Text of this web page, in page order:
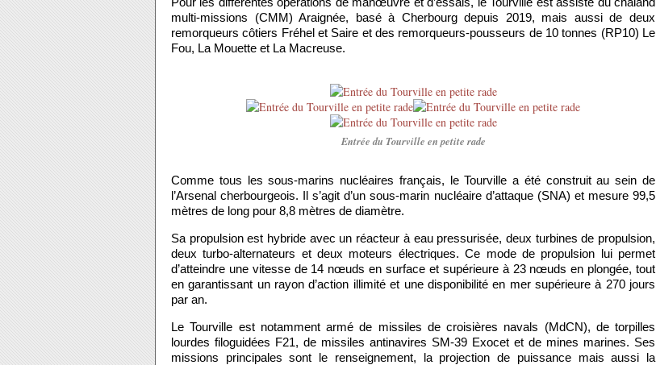
multi-missions (CMM) Araignée, basé à Cherbourg depuis 2019, mais aussi de deux
remorqueurs côtiers Fréhel et Saire et des remorqueurs-pousseurs de 10 tonnes (RP10) Le
Fou, La Mouette et La Macreuse.
Entrée du Tourville en petite rade
Comme tous les sous-marins nucléaires français, le Tourville a été construit au sein de
l’Arsenal cherbourgeois. Il s’agit d’un sous-marin nucléaire d’attaque (SNA) et mesure 99,5
mètres de long pour 8,8 mètres de diamètre.
Sa propulsion est hybride avec un réacteur à eau pressurisée, deux turbines de propulsion,
deux turbo-alternateurs et deux moteurs électriques. Ce mode de propulsion lui permet
d’atteindre une vitesse de 14 nœuds en surface et supérieure à 23 nœuds en plongée, tout
en garantissant un rayon d’action illimité et une disponibilité en mer supérieure à 270 jours
par an.
Le Tourville est notamment armé de missiles de croisières navals (MdCN), de torpilles
lourdes filoguidées F21, de missiles antinavires SM-39 Exocet et de mines marines. Ses
missions principales sont le renseignement, la projection de puissance mais aussi la